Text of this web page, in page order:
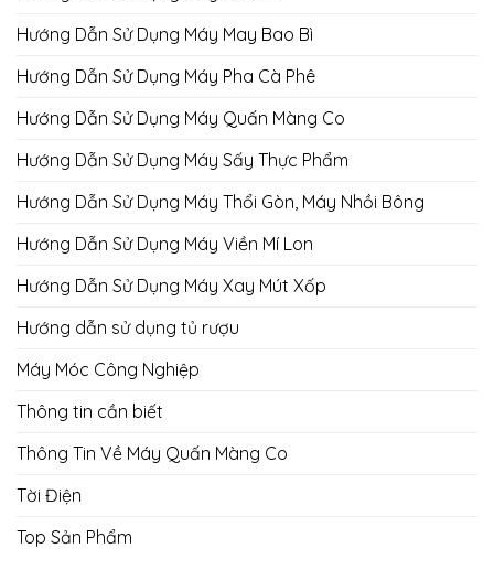
Hướng Dẫn Sử Dụng Máy May Bao Bì
Hướng Dẫn Sử Dụng Máy Pha Cà Phê
Hướng Dẫn Sử Dụng Máy Quấn Màng Co
Hướng Dẫn Sử Dụng Máy Sấy Thực Phẩm
Hướng Dẫn Sử Dụng Máy Thổi Gòn, Máy Nhồi Bông
Hướng Dẫn Sử Dụng Máy Viền Mí Lon
Hướng Dẫn Sử Dụng Máy Xay Mút Xốp
Hướng dẫn sử dụng tủ rượu
Máy Móc Công Nghiệp
Thông tin cần biết
Thông Tin Về Máy Quấn Màng Co
Tời Điện
Top Sản Phẩm